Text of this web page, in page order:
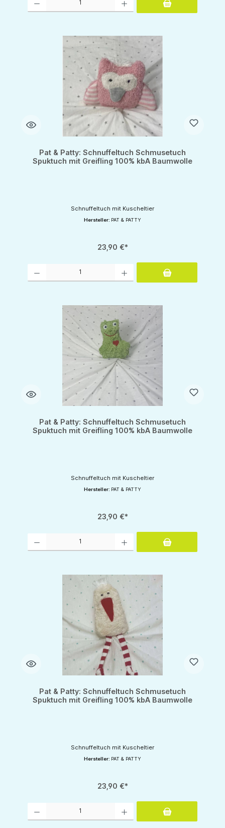
Pat & Patty: Schnuffeltuch Schmusetuch
Spuktuch mit Greifling 100% kbA Baumwolle
Schnuffeltuch mit Kuscheltier
Hersteller: PAT & PATTY
23,90 €*
Pat & Patty: Schnuffeltuch Schmusetuch
Spuktuch mit Greifling 100% kbA Baumwolle
Schnuffeltuch mit Kuscheltier
Hersteller: PAT & PATTY
23,90 €*
Pat & Patty: Schnuffeltuch Schmusetuch
Spuktuch mit Greifling 100% kbA Baumwolle
Schnuffeltuch mit Kuscheltier
Hersteller: PAT & PATTY
23,90 €*